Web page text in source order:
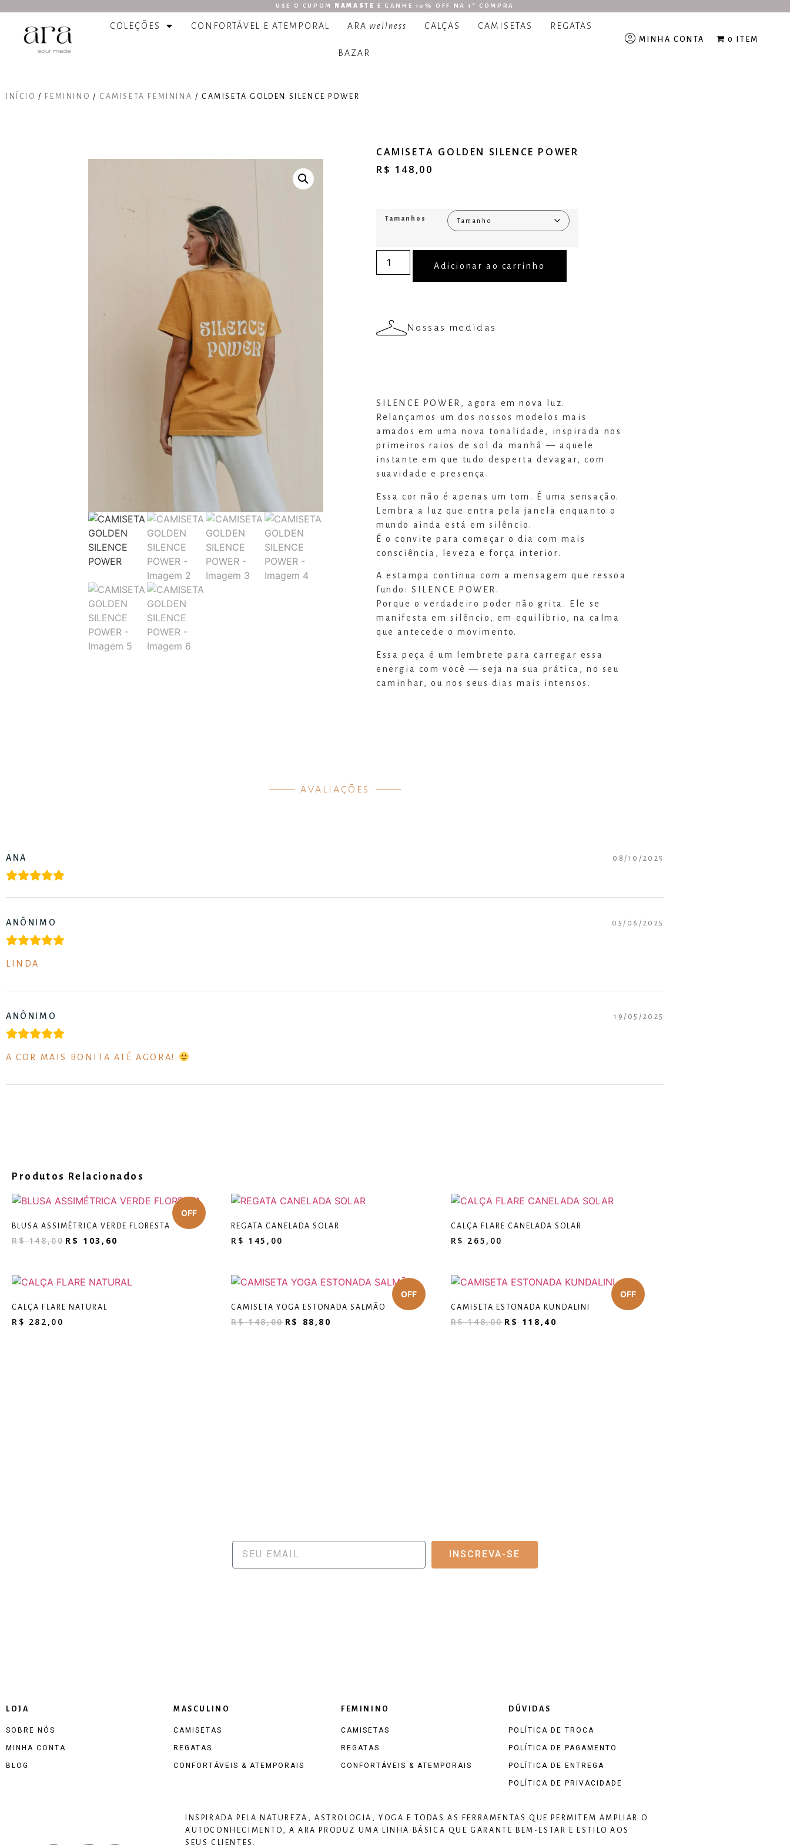
USE O CUPOM NAMASTE E GANHE 10% OFF NA 1ª COMPRA
COLEÇÕES CONFORTÁVEL E ATEMPORAL ARA wellness CALÇAS CAMISETAS REGATAS
BAZAR
MINHA CONTA 0 ITEM
INÍCIO / FEMININO / CAMISETA FEMININA / CAMISETA GOLDEN SILENCE POWER
CAMISETA GOLDEN SILENCE POWER
R$ 148,00
Tamanhos
Adicionar ao carrinho
Nossas medidas
SILENCE POWER, agora em nova luz.
Relançamos um dos nossos modelos mais
amados em uma nova tonalidade, inspirada nos
primeiros raios de sol da manhã — aquele
instante em que tudo desperta devagar, com
suavidade e presença.
Essa cor não é apenas um tom. É uma sensação.
Lembra a luz que entra pela janela enquanto o
mundo ainda está em silêncio.
É o convite para começar o dia com mais
consciência, leveza e força interior.
A estampa continua com a mensagem que ressoa
fundo: SILENCE POWER.
Porque o verdadeiro poder não grita. Ele se
manifesta em silêncio, em equilíbrio, na calma
que antecede o movimento.
Essa peça é um lembrete para carregar essa
energia com você — seja na sua prática, no seu
caminhar, ou nos seus dias mais intensos.
AVALIAÇÕES
ANA 08/10/2025
ANÔNIMO 05/06/2025
LINDA
ANÔNIMO 19/05/2025
A COR MAIS BONITA ATÉ AGORA!
Produtos Relacionados
BLUSA ASSIMÉTRICA VERDE FLORESTA
R$148,00R$ 103,60
REGATA CANELADA SOLAR
R$ 145,00
CALÇA FLARE CANELADA SOLAR
R$ 265,00
CALÇA FLARE NATURAL
R$ 282,00
CAMISETA YOGA ESTONADA SALMÃO
R$148,00 R$ 88,80
CAMISETA ESTONADA KUNDALINI
R$148,00 R$ 118,40
INSCREVA-SE
LOJA
SOBRE NÓS
MINHA CONTA
BLOG
MASCULINO
CAMISETAS
REGATAS
CONFORTÁVEIS & ATEMPORAIS
FEMININO
CAMISETAS
REGATAS
CONFORTÁVEIS & ATEMPORAIS
DÚVIDAS
POLÍTICA DE TROCA
POLÍTICA DE PAGAMENTO
POLÍTICA DE ENTREGA
POLÍTICA DE PRIVACIDADE
INSPIRADA PELA NATUREZA, ASTROLOGIA, YOGA E TODAS AS FERRAMENTAS QUE PERMITEM AMPLIAR O
AUTOCONHECIMENTO, A ARA PRODUZ UMA LINHA BÁSICA QUE GARANTE BEM-ESTAR E ESTILO AOS
SEUS CLIENTES.